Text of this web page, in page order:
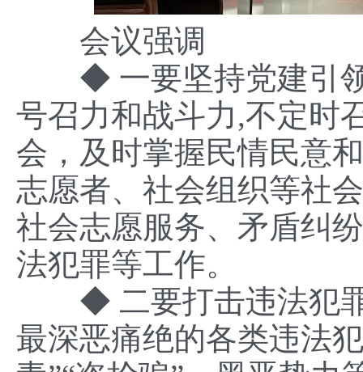
会议强调
◆ 一要坚持党建引领
号召力和战斗力,不定时
会，及时掌握民情民意
志愿者、社会组织等社
社会志愿服务、矛盾纠
法犯罪等工作。
◆ 二要打击违法犯罪
最深恶痛绝的各类违法